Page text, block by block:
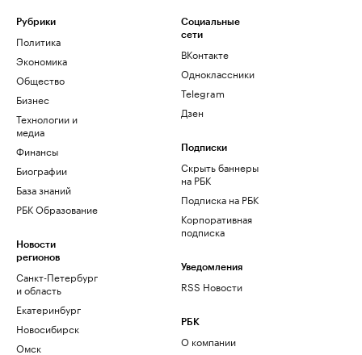
Рубрики
Политика
Экономика
Общество
Бизнес
Технологии и
медиа
Финансы
Биографии
База знаний
РБК Образование
Новости
регионов
Санкт-Петербург
и область
Екатеринбург
Новосибирск
Омск
Социальные
сети
ВКонтакте
Одноклассники
Telegram
Дзен
Подписки
Скрыть баннеры
на РБК
Подписка на РБК
Корпоративная
подписка
Уведомления
RSS Новости
РБК
О компании